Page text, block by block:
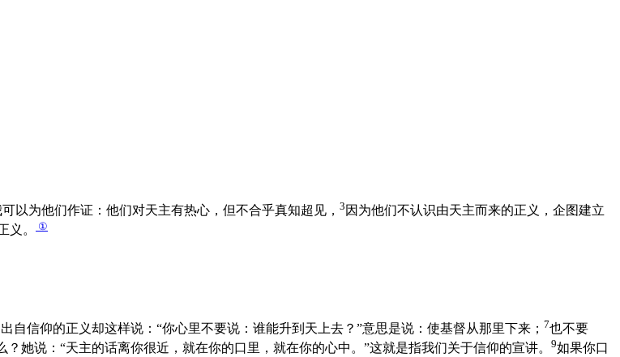
以为他们作证：他们对天主有热心，但不合乎真知超见， 3 因为他们不认识由天主而来的正义，企图建立
义。 ①
自信仰的正义却这样说：“你心里不要说：谁能升到天上去？”意思是说：使基督从那里下来； 7也不要
？她说：“天主的话离你很近，就在你的口里，就在你的心中。”这就是指我们关于信仰的宣讲。 9如果你口